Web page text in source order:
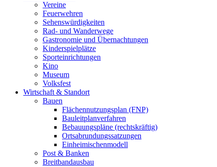
Vereine
Feuerwehren
Sehenswürdigkeiten
Rad- und Wanderwege
Gastronomie und Übernachtungen
Kinderspielplätze
Sporteinrichtungen
Kino
Museum
Volksfest
Wirtschaft & Standort
Bauen
Flächennutzungsplan (FNP)
Bauleitplanverfahren
Bebauungspläne (rechtskräftig)
Ortsabrundungssatzungen
Einheimischenmodell
Post & Banken
Breitbandausbau